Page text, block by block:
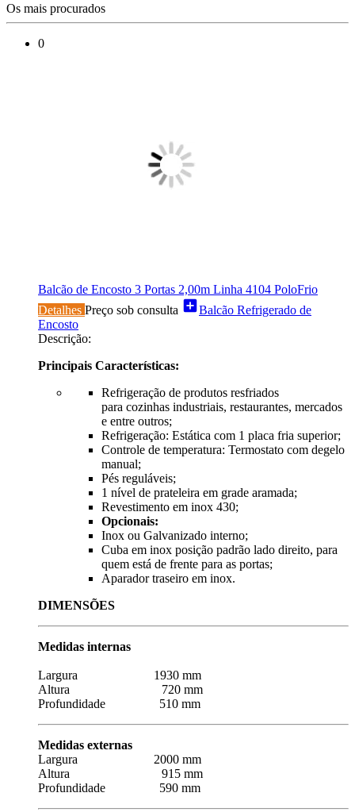
Os mais procurados
0
Balcão de Encosto 3 Portas 2,00m Linha 4104 PoloFrio
Detalhes Preço sob consulta add_boxBalcão Refrigerado de
Encosto
Descrição:
Principais Características:
Refrigeração de produtos resfriados
para cozinhas industriais, restaurantes, mercados
e entre outros;
Refrigeração: Estática com 1 placa fria superior;
Controle de temperatura: Termostato com degelo
manual;
Pés reguláveis;
1 nível de prateleira em grade aramada;
Revestimento em inox 430;
Opcionais:
Inox ou Galvanizado interno;
Cuba em inox posição padrão lado direito, para
quem está de frente para as portas;
Aparador traseiro em inox.
DIMENSÕES
Medidas internas
Largura 1930 mm
Altura 720 mm
Profundidade 510 mm
Medidas externas
Largura 2000 mm
Altura 915 mm
Profundidade 590 mm